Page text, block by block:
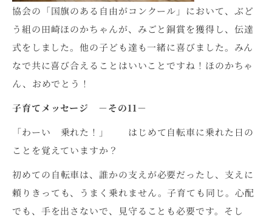
協会の「国旗のある自由がコンクール」において、ぶど
う組の田崎ほのかちゃんが、みごと銅賞を獲得し、伝達
式をしました。他の子ども達も一緒に喜びました。みん
なで共に喜び合えることはいいことですね！ほのかちゃ
ん、おめでとう！
子育てメッセージ －その11－
「わーい 乗れた！」 はじめて自転車に乗れた日の
ことを覚えていますか？
初めての自転車は、誰かの支えが必要だったし、支えに
頼りきっても、うまく乗れません。子育ても同じ。心配
でも、手を出さないで、見守ることも必要です。そし